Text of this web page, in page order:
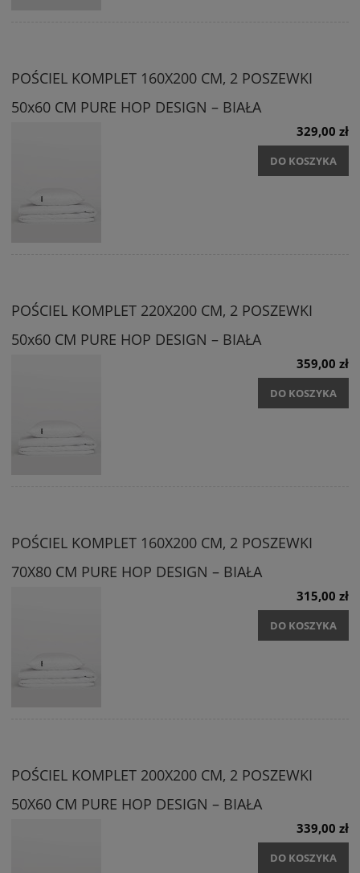
POŚCIEL KOMPLET 160X200 CM, 2 POSZEWKI
50x60 CM PURE HOP DESIGN – BIAŁA
329,00 zł
DO KOSZYKA
POŚCIEL KOMPLET 220X200 CM, 2 POSZEWKI
50x60 CM PURE HOP DESIGN – BIAŁA
359,00 zł
DO KOSZYKA
POŚCIEL KOMPLET 160X200 CM, 2 POSZEWKI
70X80 CM PURE HOP DESIGN – BIAŁA
315,00 zł
DO KOSZYKA
POŚCIEL KOMPLET 200X200 CM, 2 POSZEWKI
50X60 CM PURE HOP DESIGN – BIAŁA
339,00 zł
DO KOSZYKA